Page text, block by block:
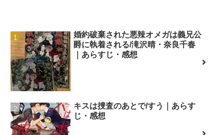
婚約破棄された悪辣オメガは義兄公
爵に執着される/滝沢晴・奈良千春
｜あらすじ・感想
キスは捜査のあとで/すう｜あらす
じ・感想